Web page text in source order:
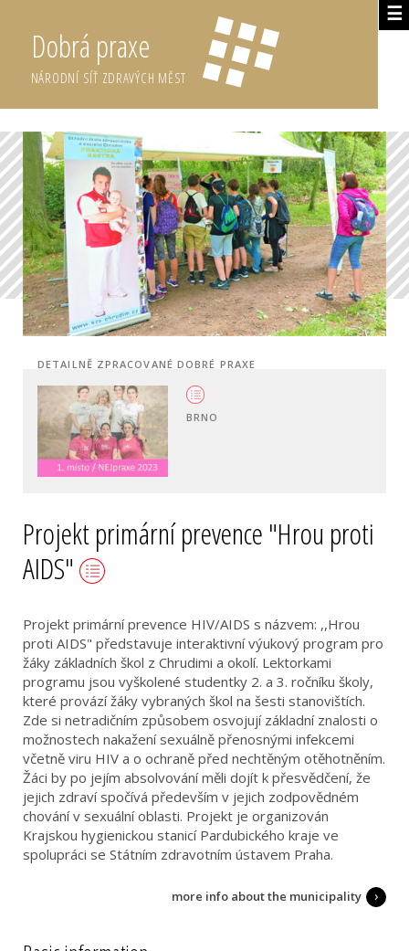
☰
Dobrá praxe
NÁRODNÍ SÍŤ ZDRAVÝCH MĚST
DETAILNĚ ZPRACOVANÉ DOBRÉ PRAXE
BRNO
Projekt primární prevence "Hrou proti
AIDS"
Projekt primární prevence HIV/AIDS s názvem: ,,Hrou
proti AIDS" představuje interaktivní výukový program pro
žáky základních škol z Chrudimi a okolí. Lektorkami
programu jsou vyškolené studentky 2. a 3. ročníku školy,
které provází žáky vybraných škol na šesti stanovištích.
Zde si netradičním způsobem osvojují základní znalosti o
možnostech nakažení sexuálně přenosnými infekcemi
včetně viru HIV a o ochraně před nechtěným otěhotněním.
Žáci by po jejím absolvování měli dojít k přesvědčení, že
jejich zdraví spočívá především v jejich zodpovědném
chování v sexuální oblasti. Projekt je organizován
Krajskou hygienickou stanicí Pardubického kraje ve
spolupráci se Státním zdravotním ústavem Praha.
more info about the municipality